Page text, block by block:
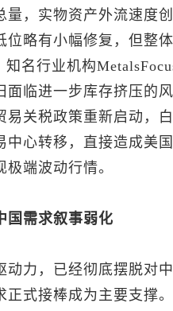
量，实物资产外流速度
位略有小幅修复，但整
名行业机构
面临进一步库存挤压的
易关税政策重新启动，
中心转移，直接造成美
端波动行情。
国需求叙事弱化
动力，已经彻底摆脱对
正式接棒成为主要支撑